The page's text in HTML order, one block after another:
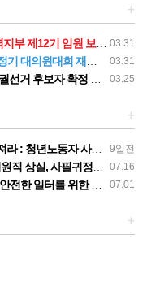
+
03.31
임원 보궐선거결과 공고
03.31
의원대회 재소집 건
03.25
후보자 확정 공고
+
9일전
상규명과 재발방지 대책 마련하라
07.16
상실, 사필귀정이다
07.01
역본부 폭염감시단 선포 기자회견
+